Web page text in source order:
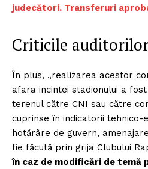
judecători. Transferuri
Criticile
În plus, „realizarea acestor
afara incintei stadionului a
terenul către CNI sau către
cuprinse în indicatorii tehnico-
hotărâre de guvern,
fie făcută prin grija Clubului
în caz de modificări de temă